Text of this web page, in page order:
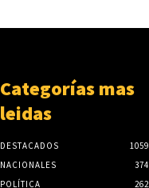
Categorías mas
leidas
DESTACADOS
1059
NACIONALES
374
POLÍTICA
262